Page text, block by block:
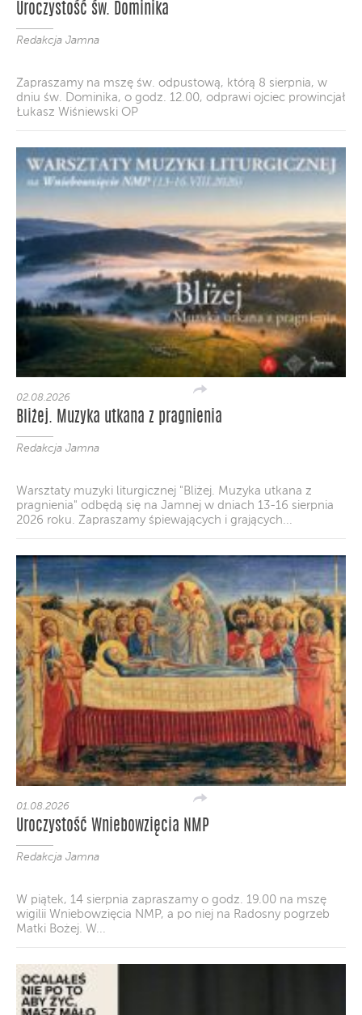
Uroczystość św. Dominika
Redakcja Jamna
Zapraszamy na mszę św. odpustową, którą 8 sierpnia, w
dniu św. Dominika, o godz. 12.00, odprawi ojciec prowincjał
Łukasz Wiśniewski OP
02.08.2026
Bliżej. Muzyka utkana z pragnienia
Redakcja Jamna
Warsztaty muzyki liturgicznej "Bliżej. Muzyka utkana z
pragnienia" odbędą się na Jamnej w dniach 13-16 sierpnia
2026 roku. Zapraszamy śpiewających i grających...
01.08.2026
Uroczystość Wniebowzięcia NMP
Redakcja Jamna
W piątek, 14 sierpnia zapraszamy o godz. 19.00 na mszę
wigilii Wniebowzięcia NMP, a po niej na Radosny pogrzeb
Matki Bożej. W...